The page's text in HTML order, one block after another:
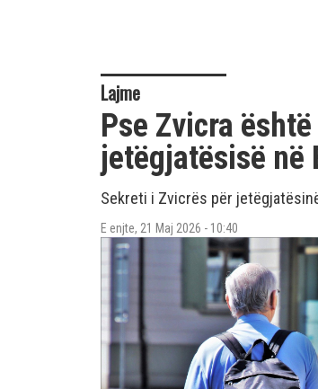
Lajme
Pse Zvicra
jetëgjatësisë në
Sekreti i Zvicrës për
E enjte, 21 Maj 2026 - 10:40